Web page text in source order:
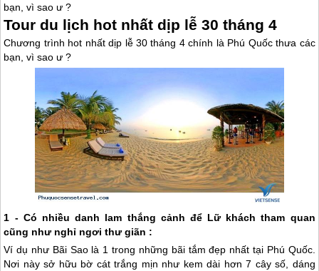
bạn, vì sao ư ?
Tour du lịch hot nhất dịp lễ 30 tháng 4
Chương trình hot nhất dịp lễ 30 tháng 4 chính là Phú Quốcthưa các
bạn, vì sao ư ?
1 - Có nhiều danh lam thắng cảnh để Lữ khách tham quan
cũng như nghỉ ngơi thư giãn :
Ví dụ như Bãi Sao là 1 trong những bãi tắm đẹp nhất tại Phú Quốc.
Nơi này sở hữu bờ cát trắng mịn như kem dài hơn 7 cây số, dáng